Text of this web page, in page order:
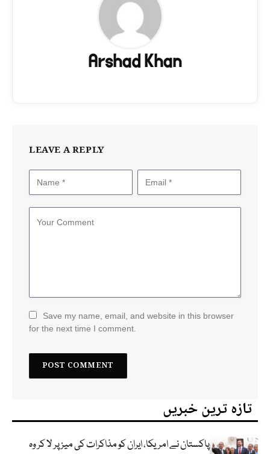
Arshad Khan
LEAVE A REPLY
Save my name, email, and website in this browser
for the next time I comment.
تازہ ترین خبریں
پاکستان نے امریکا، ایران کو مذاکرات کی میز پر لا کر وہ